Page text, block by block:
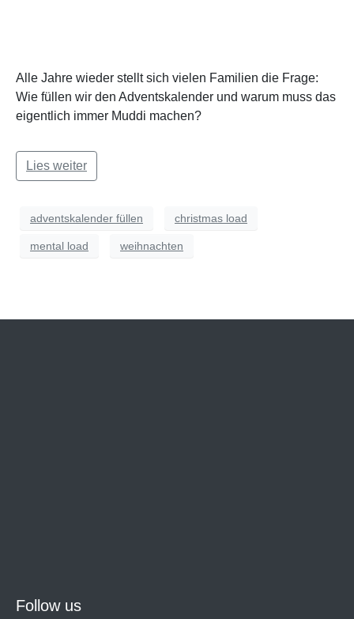
Alle Jahre wieder stellt sich vielen Familien die Frage:
Wie füllen wir den Adventskalender und warum muss das
eigentlich immer Muddi machen?
Lies weiter
adventskalender füllen christmas load
mental load weihnachten
Follow us